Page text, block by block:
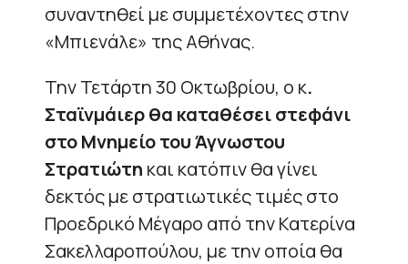
συναντηθεί με συμμετέχοντες στην
«Μπιενάλε» της Αθήνας.
Την Τετάρτη 30 Οκτωβρίου, ο κ.
Σταϊνμάιερ θα καταθέσει στεφάνι
στο Μνημείο του Άγνωστου
Στρατιώτη και κατόπιν θα γίνει
δεκτός με στρατιωτικές τιμές στο
Προεδρικό Μέγαρο από την Κατερίνα
Σακελλαροπούλου, με την οποία θα